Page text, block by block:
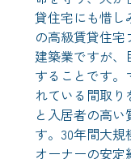
貸住宅にも惜し
の高級賃貸住宅
建築業ですが
することです。
れている間取
と入居者の高
す。30年間大規
オーナーの安定